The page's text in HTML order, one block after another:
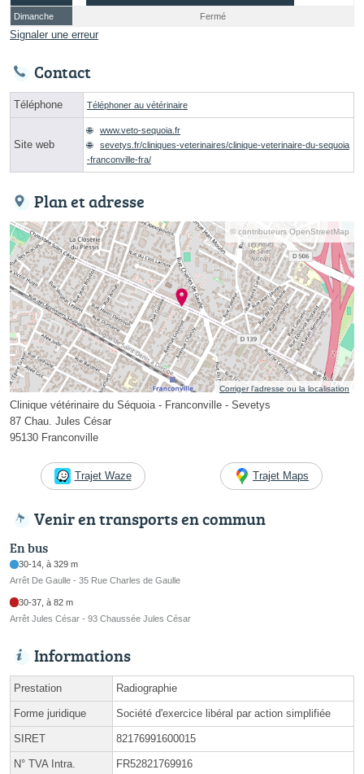
Dimanche
Fermé
Signaler une erreur
Contact
Téléphone Téléphoner au vétérinaire
Site web
www.veto-sequoia.fr
sevetys.fr/cliniques-veterinaires/clinique-veterinaire-du-sequoia
-franconville-fra/
Plan et adresse
© contributeurs OpenStreetMap
Corriger l’adresse ou la localisation
Clinique vétérinaire du Séquoia - Franconville - Sevetys
87 Chau. Jules César
95130 Franconville
Trajet Waze Trajet Maps
Venir en transports en commun
En bus
30-14, à 329 m
Arrêt De Gaulle - 35 Rue Charles de Gaulle
30-37, à 82 m
Arrêt Jules César - 93 Chaussée Jules César
Informations
Prestation Radiographie
Forme juridique Société d'exercice libéral par action simplifiée
SIRET 82176991600015
N° TVA Intra. FR52821769916